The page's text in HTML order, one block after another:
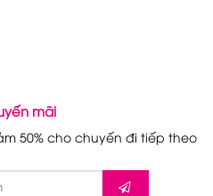
mãi
50% cho chuyến đi tiếp theo